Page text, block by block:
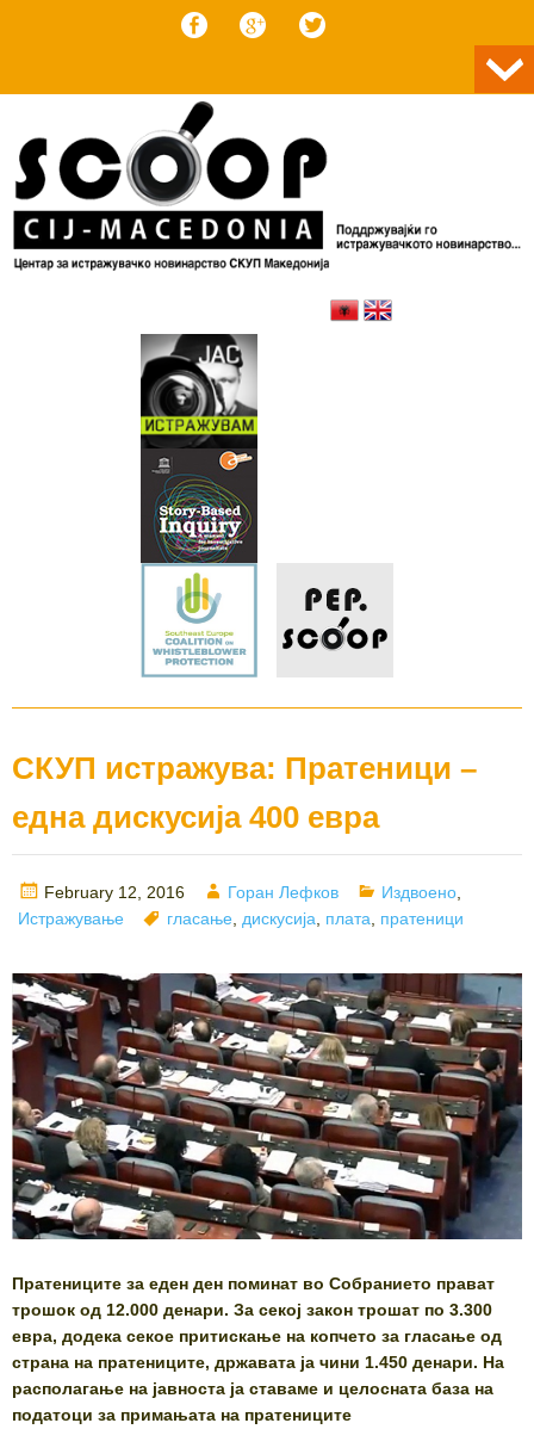
СКУП истражува: Пратеници –
една дискусија 400 евра
Posted
on
February 12, 2016 Author
Горан Лефков Categories
Издвоено
Истражување
Tags
гласање дискусија плата пратеници
Пратениците за еден ден поминат во Собранието прават
трошок од 12.000 денари. За секој закон трошат по 3.300
евра, додека секое притискање на копчето за гласање од
страна на пратениците, државата ја чини 1.450 денари. На
располагање на јавноста ја ставаме и целосната база на
податоци за примањата на пратениците